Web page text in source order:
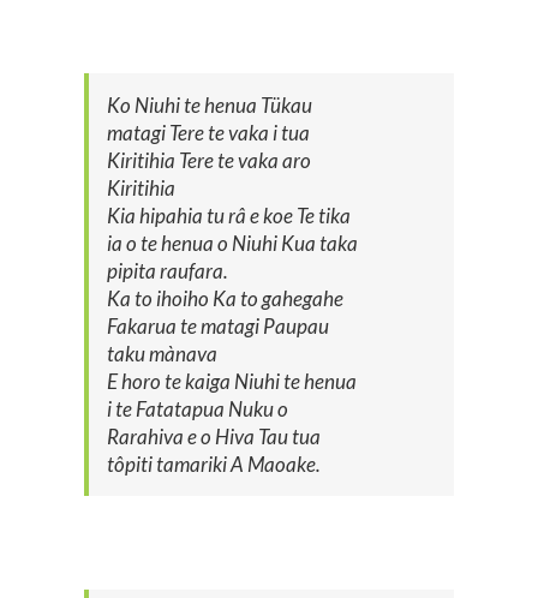
Ko Niuhi te henua Tükau
matagi Tere te vaka i tua
Kiritihia Tere te vaka aro
Kiritihia
Kia hipahia tu râ e koe Te tika
ia o te henua o Niuhi Kua taka
pipita raufara.
Ka to ihoiho Ka to gahegahe
Fakarua te matagi Paupau
taku mànava
E horo te kaiga Niuhi te henua
i te Fatatapua Nuku o
Rarahiva e o Hiva Tau tua
tôpiti tamariki A Maoake.